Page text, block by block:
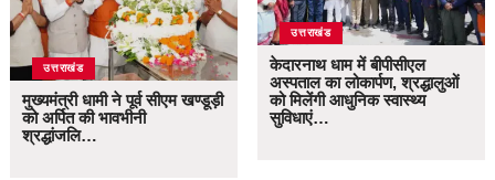
उत्तराखंड
मुख्यमंत्री धामी ने पूर्व सीएम खण्डूड़ी
को अर्पित की भावभीनी
श्रद्धांजलि…
उत्तराखंड
केदारनाथ धाम में बीपीसीएल
अस्पताल का लोकार्पण, श्रद्धालुओं
को मिलेंगी आधुनिक स्वास्थ्य
सुविधाएं…